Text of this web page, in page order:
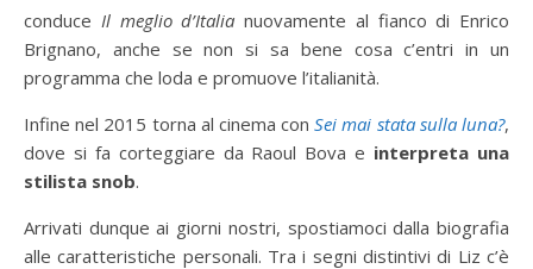
conduce Il meglio d’Italia nuovamente al fianco di Enrico
Brignano, anche se non si sa bene cosa c’entri in un
programma che loda e promuove l’italianità.
Infine nel 2015 torna al cinema conSei mai stata sulla luna?,
dove si fa corteggiare da Raoul Bova e interpreta una
stilista snob.
Arrivati dunque ai giorni nostri, spostiamoci dalla biografia
alle caratteristiche personali. Tra i segni distintivi di Liz c’è